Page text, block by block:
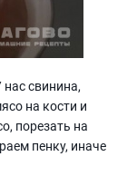
свинина,
на кости и
порезать на
пенку, иначе